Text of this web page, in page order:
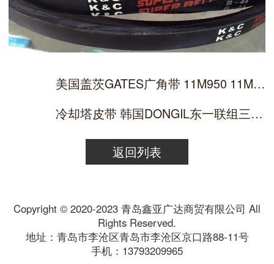
美国盖茨GATES广角带 11M950 11M975 11M1000 11M1030 11M1
冷却塔皮带 韩国DONGIL东一联组三角带3R5V1060 4RB
返回列表
Copyright © 2020-2023 青岛鑫亚广达商贸有限公司 All
Rights Reserved.
地址：青岛市李沧区青岛市李沧区京口路88-11号
手机：13793209965